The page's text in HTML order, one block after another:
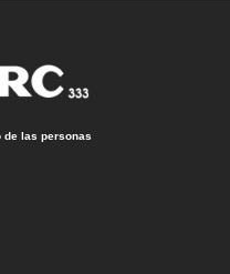
de las personas